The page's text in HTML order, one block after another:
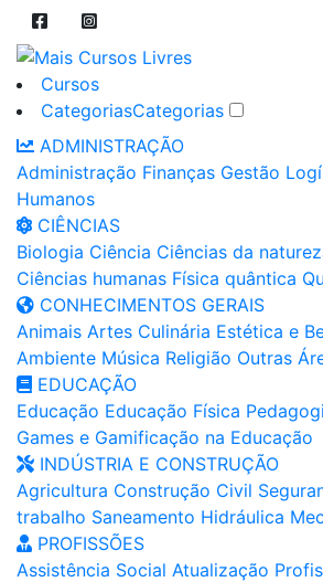
Cursos
CategoriasCategorias
ADMINISTRAÇÃO
Administração Finanças Gestão
Humanos
CIÊNCIAS
Biologia Ciência Ciências da
Ciências humanas Física quântica
CONHECIMENTOS GERAIS
Animais Artes Culinária Estética e
Ambiente Música Religião Outras
EDUCAÇÃO
Educação Educação Física
Games e Gamificação na Educação
INDÚSTRIA E CONSTRUÇÃO
Agricultura Construção Civil
trabalho Saneamento Hidráulica
PROFISSÕES
Assistência Social Atualização